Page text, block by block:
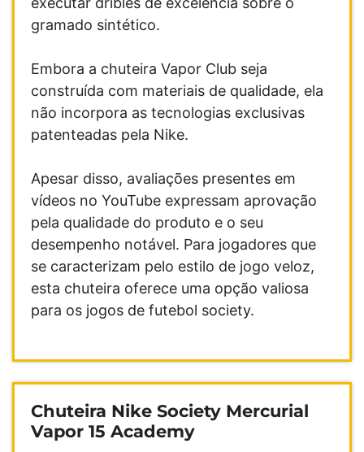
gramado sintético.
Embora a chuteira Vapor Club seja
construída com materiais de qualidade, ela
não incorpora as tecnologias exclusivas
patenteadas pela Nike.
Apesar disso, avaliações presentes em
vídeos no YouTube expressam aprovação
pela qualidade do produto e o seu
desempenho notável. Para jogadores que
se caracterizam pelo estilo de jogo veloz,
esta chuteira oferece uma opção valiosa
para os jogos de futebol society.
Chuteira Nike Society Mercurial
Vapor 15 Academy